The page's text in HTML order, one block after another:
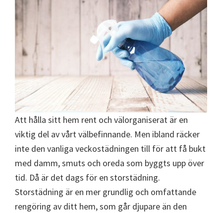
Att hålla sitt hem rent och välorganiserat är en
viktig del av vårt välbefinnande. Men ibland räcker
inte den vanliga veckostädningen till för att få bukt
med damm, smuts och oreda som byggts upp över
tid. Då är det dags för en storstädning.
Storstädning är en mer grundlig och omfattande
rengöring av ditt hem, som går djupare än den